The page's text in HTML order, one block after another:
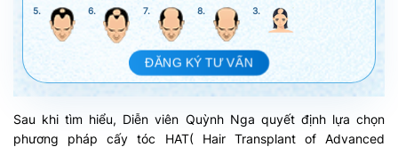
5. 6. 7. 8. 3.
ĐĂNG KÝ TƯ VẤN
Sau khi tìm hiểu, Diễn viên Quỳnh Nga quyết định lựa chọn
phương pháp cấy tóc HAT( Hair Transplant of Advanced